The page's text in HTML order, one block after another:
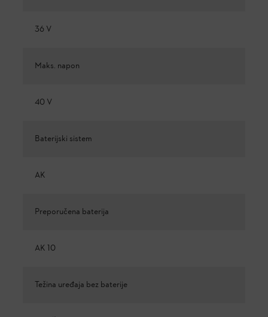
36 V
Maks. napon
40 V
Baterijski sistem
AK
Preporučena baterija
AK 10
Težina uređaja bez baterije